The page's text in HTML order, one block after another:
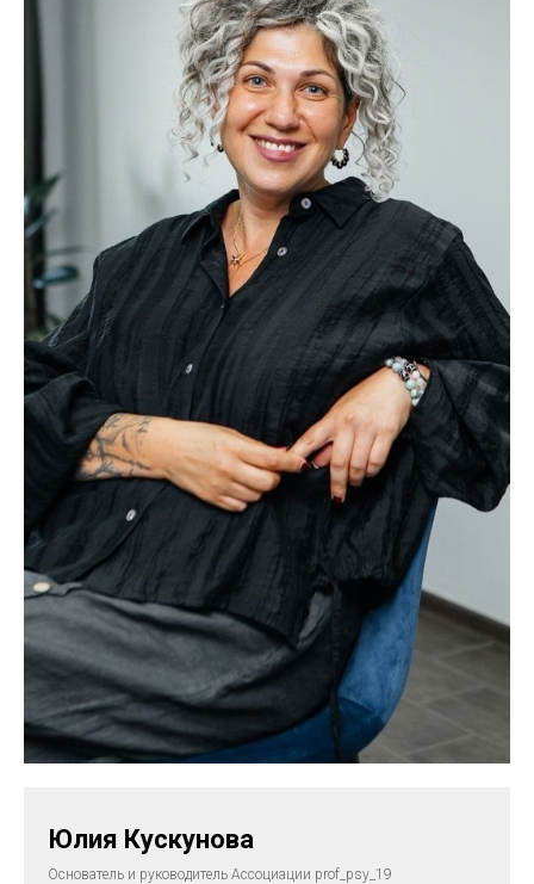
Юлия Кускунова
Основатель и руководитель Ассоциации prof_psy_19